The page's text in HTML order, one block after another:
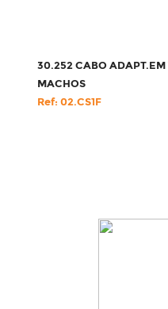
30.252 CABO
MACHOS
Ref: 02.CS1F